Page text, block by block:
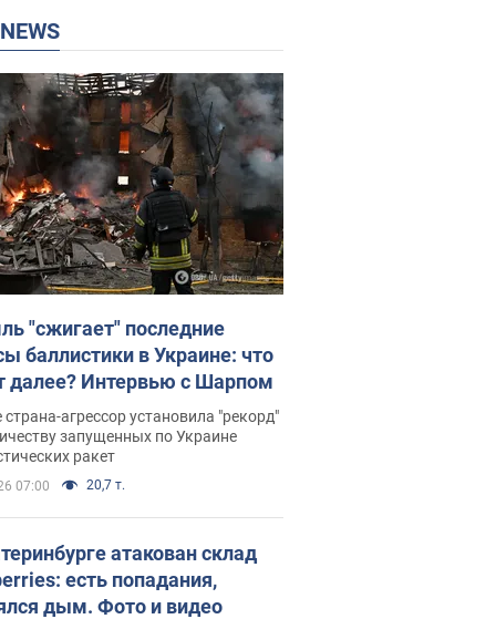
NEWS
"сжигает" последние
баллистики в Украине: что
далее? Интервью с Шарпом
агрессор установила "рекорд"
запущенных по Украине
ракет
07:00 20,7 т.
атакован склад
есть попадания,
дым. Фото и видео